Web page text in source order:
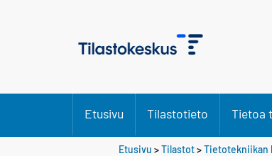
Etusivu Tilastotieto Tietoa
Etusivu >Tilastot>Tietotekniikan